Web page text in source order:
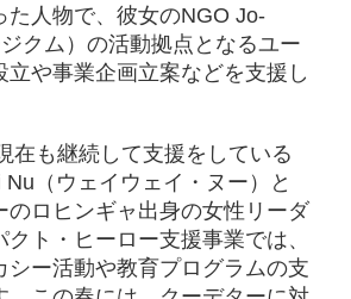
た人物で、彼女のNGO Jo-
クム）の活動拠点となるユー
立や事業企画立案などを支援し
在も継続して支援をしている
（ウェイウェイ・ヌー）と
のロヒンギャ出身の女性リーダ
ト・ヒーロー支援事業では、
シー活動や教育プログラムの支